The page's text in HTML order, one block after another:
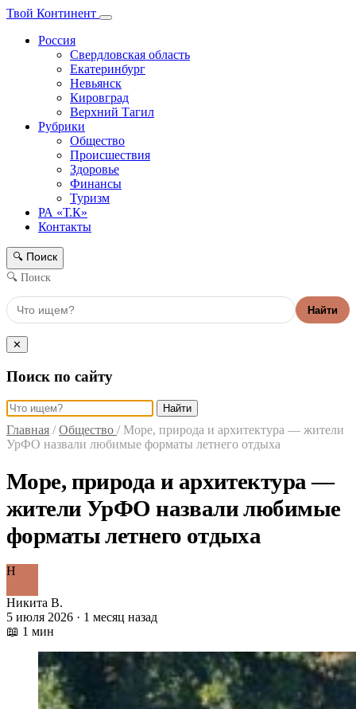
Твой Континент
Россия
Свердловская область
Екатеринбург
Невьянск
Кировград
Верхний Тагил
Рубрики
Общество
Происшествия
Здоровье
Финансы
Туризм
РА «Т.К»
Контакты
🔍 Поиск
🔍 Поиск
Найти
✕
Поиск по сайту
Найти
Главная / Общество / Море, природа и архитектура — жители
УрФО назвали любимые форматы летнего отдыха
Море, природа и архитектура —
жители УрФО назвали любимые
форматы летнего отдыха
Н
Никита В.
5 июля 2026 · 1 месяц назад
📖 1 мин